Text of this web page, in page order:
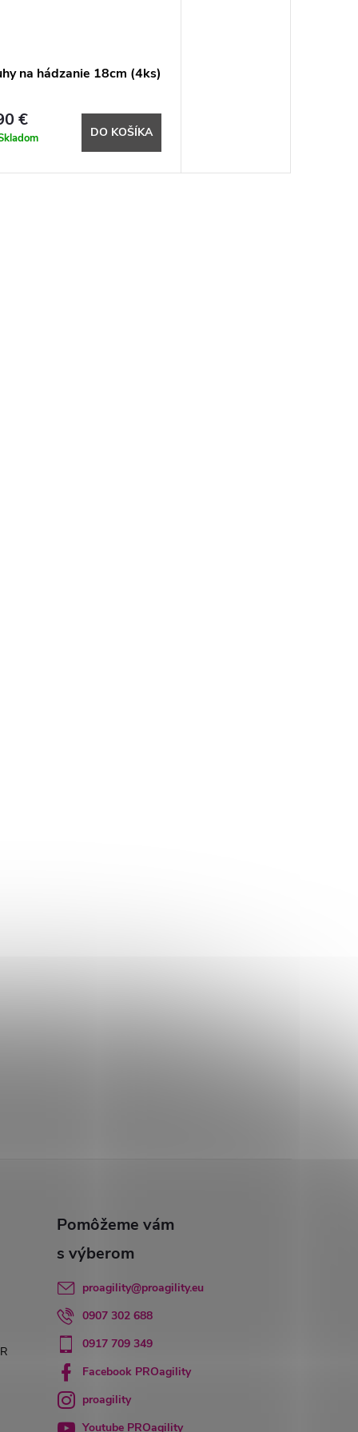
na hádzanie 18cm (4ks)
€
DO KOŠÍKA
proagility@proagility.eu
0907 302 688
0917 709 349
Facebook PROagility
proagility
Youtube PROagility